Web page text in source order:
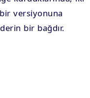
versiyonuna
bir bağdır.